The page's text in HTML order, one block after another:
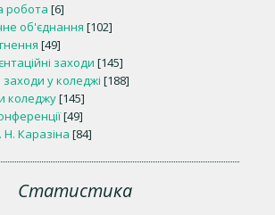
робота [6]
об'єднання [102]
[49]
заходи [145]
заходи у коледжі [188]
коледжу[145]
[49]
Н. Каразіна [84]
Статистика